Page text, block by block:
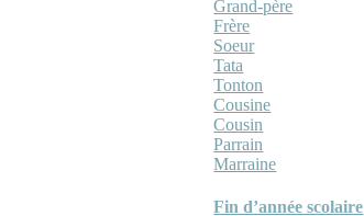
Grand-père
Frère
Soeur
Tata
Tonton
Cousine
Cousin
Parrain
Marraine
Fin d’année scolaire